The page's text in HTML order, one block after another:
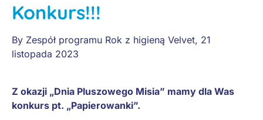
Konkurs!!!
By Zespół programu Rok z higieną Velvet, 21
listopada 2023
Z okazji „Dnia Pluszowego Misia” mamy dla Was
konkurs pt. „Papierowanki”.